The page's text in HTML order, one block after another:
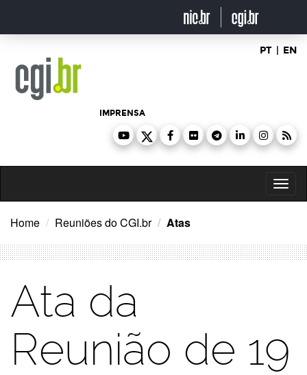
o
PT | EN
IMPRENSA
Home Reuniões do CGI.br Atas
Ata da
Reunião de 19